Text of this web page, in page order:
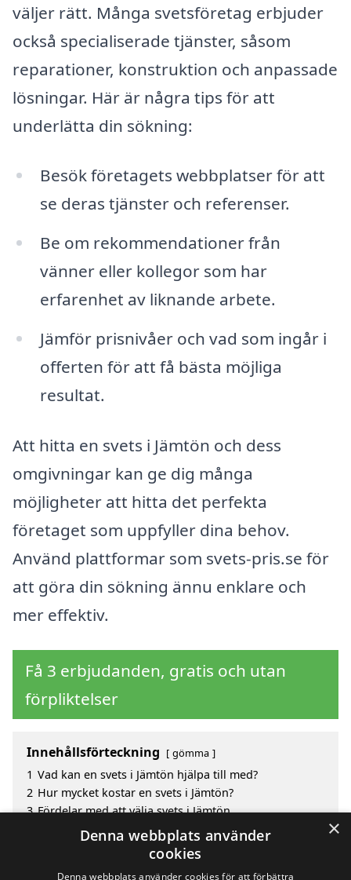
väljer rätt. Många svetsföretag erbjuder
också specialiserade tjänster, såsom
reparationer, konstruktion och anpassade
lösningar. Här är några tips för att
underlätta din sökning:
Besök företagets webbplatser för att
se deras tjänster och referenser.
Be om rekommendationer från
vänner eller kollegor som har
erfarenhet av liknande arbete.
Jämför prisnivåer och vad som ingår i
offerten för att få bästa möjliga
resultat.
Att hitta en svets i Jämtön och dess
omgivningar kan ge dig många
möjligheter att hitta det perfekta
företaget som uppfyller dina behov.
Använd plattformar som svets-pris.se för
att göra din sökning ännu enklare och
mer effektiv.
Få 3 erbjudanden, gratis och utan
förpliktelser
Innehållsförteckning gömma
1 Vad kan en svets i Jämtön hjälpa till med?
2 Hur mycket kostar en svets i Jämtön?
3 Fördelar med att välja svets i Jämtön
Vad kan en svets hjälpa till med?
Sök efter en skicklig svets i de omgivande städerna
×
Denna webbplats använder
cookies
Denna webbplats använder cookies för att förbättra